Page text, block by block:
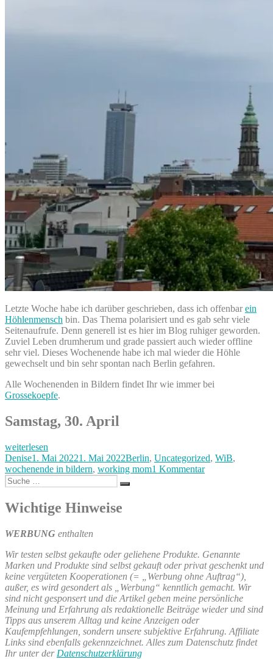
Letzte Woche habe ich darüber geschrieben, dass ich offenbarein
Höhlenmensch bin. Das Thema polarisiert und es gab sehr viele
Seitenaufrufe. Denn generell ist es hier im Blog ruhiger geworden.
Zuviel Leben drumherum und grade passiert auch wieder offline
sehr viel. Dieses Wochenende habe ich mal wieder die Höhle
gewechselt und bin sehr spontan nach Berlin gefahren.
Alle Wochenenden in Bildern findet Ihr wie immer bei
Grossekoepfe.
Samstag, 30. April
„Allein,
allein
in
Berlin
und
kein
Maibaum
mich
mein
Wochenende
in
Bildern
30.
April
&
1.
Mai“
weiterlesen
Autor
DeniseVeröffentlicht
am
1. Mai 20221. Mai 2022Kategorien
Berlin, Uncategorized, WiB,
wochenende in bildern, working mom1 Kommentarzu
für
mich
–
mein
Wochenende
in
30.
April
Suche
nach:
Suchen
Wichtige Hinweise
WERBUNG enthalten
Wir testen selbst gekaufte oder geliehene Produkte. Genannte
Marken und Produkte sind selbst gekauft oder privat geschenkt und
keine vergüteten Kooperationen (= „Werbung ohne Auftrag“),
außer, es wird gesondert als „Werbung“ kenntlich gemacht. Wir
sind nicht gesponsert und die Artikel geben meine persönliche
Meinung und Erfahrung als redaktionelle Beiträge wieder und sind
Tipps aus unserem Alltag und keine Anzeigen oder
Kaufempfehlungen, sondern unsere subjektive Erfahrung. Affiliate
Links sind ebenfalls gekennzeichnet. Alles zum Datenschutz findet
Ihr unter der Datenschutzerklärung